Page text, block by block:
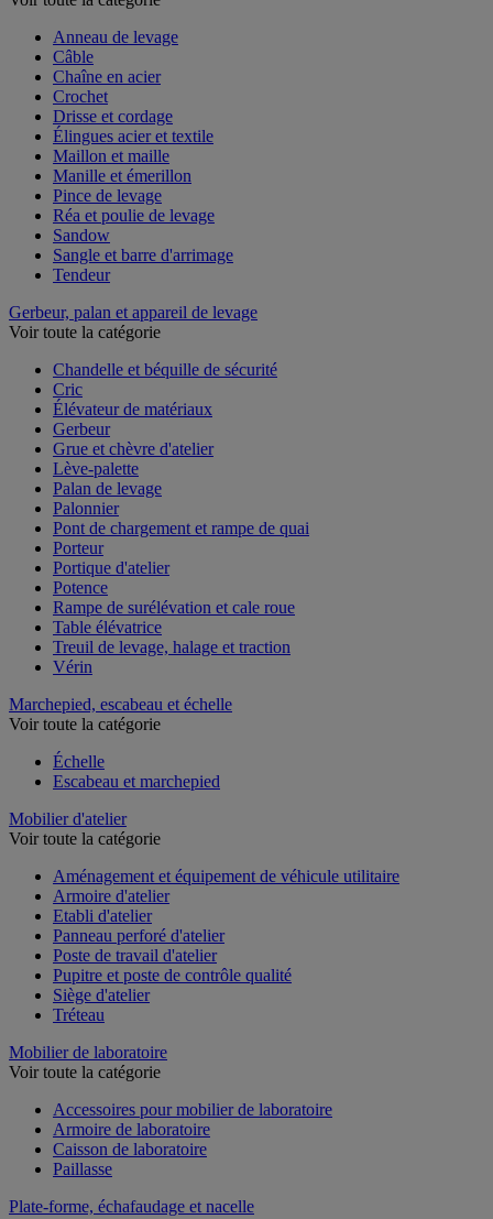
Anneau de levage
Câble
Chaîne en acier
Crochet
Drisse et cordage
Élingues acier et textile
Maillon et maille
Manille et émerillon
Pince de levage
Réa et poulie de levage
Sandow
Sangle et barre d'arrimage
Tendeur
Gerbeur, palan et appareil de levage
Voir toute la catégorie
Chandelle et béquille de sécurité
Cric
Élévateur de matériaux
Gerbeur
Grue et chèvre d'atelier
Lève-palette
Palan de levage
Palonnier
Pont de chargement et rampe de quai
Porteur
Portique d'atelier
Potence
Rampe de surélévation et cale roue
Table élévatrice
Treuil de levage, halage et traction
Vérin
Marchepied, escabeau et échelle
Voir toute la catégorie
Échelle
Escabeau et marchepied
Mobilier d'atelier
Voir toute la catégorie
Aménagement et équipement de véhicule utilitaire
Armoire d'atelier
Etabli d'atelier
Panneau perforé d'atelier
Poste de travail d'atelier
Pupitre et poste de contrôle qualité
Siège d'atelier
Tréteau
Mobilier de laboratoire
Voir toute la catégorie
Accessoires pour mobilier de laboratoire
Armoire de laboratoire
Caisson de laboratoire
Paillasse
Plate-forme, échafaudage et nacelle